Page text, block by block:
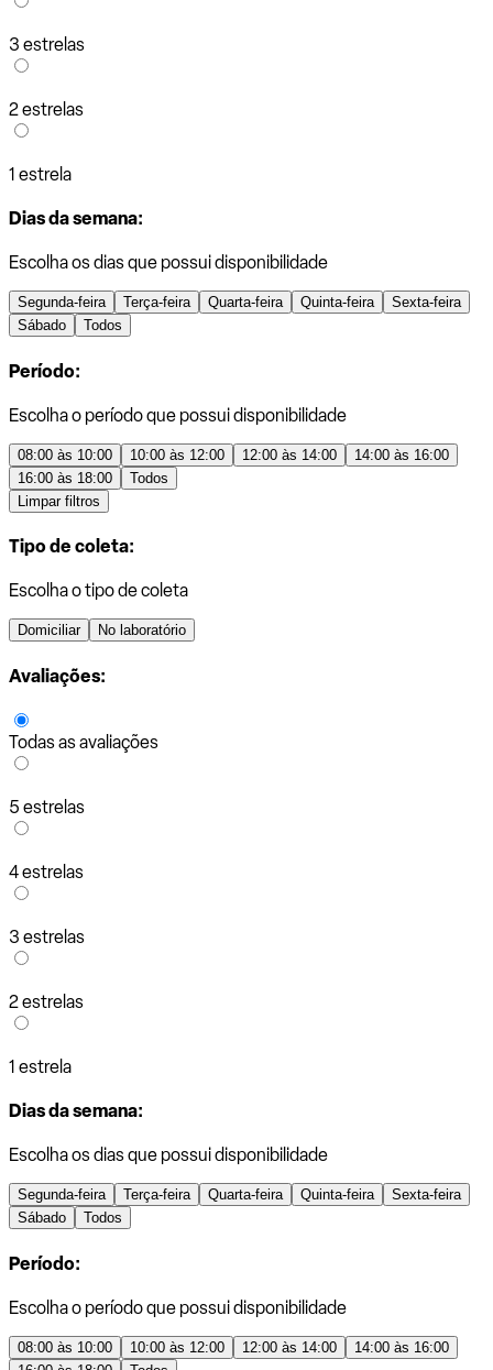
3 estrelas
2 estrelas
1 estrela
Dias da semana:
Escolha os dias que possui disponibilidade
Segunda-feira Terça-feira Quarta-feira Quinta-feira
Sexta-feira
Sábado
Todos
Período:
Escolha o período que possui disponibilidade
08:00 às 10:00 10:00 às 12:00 12:00 às 14:00
14:00 às 16:00
16:00 às 18:00
Todos
Limpar filtros
Tipo de coleta:
Escolha o tipo de coleta
Domiciliar No laboratório
Avaliações:
Todas as avaliações
5 estrelas
4 estrelas
3 estrelas
2 estrelas
1 estrela
Dias da semana:
Escolha os dias que possui disponibilidade
Segunda-feira Terça-feira Quarta-feira Quinta-feira
Sexta-feira
Sábado
Todos
Período:
Escolha o período que possui disponibilidade
08:00 às 10:00 10:00 às 12:00 12:00 às 14:00
14:00 às 16:00